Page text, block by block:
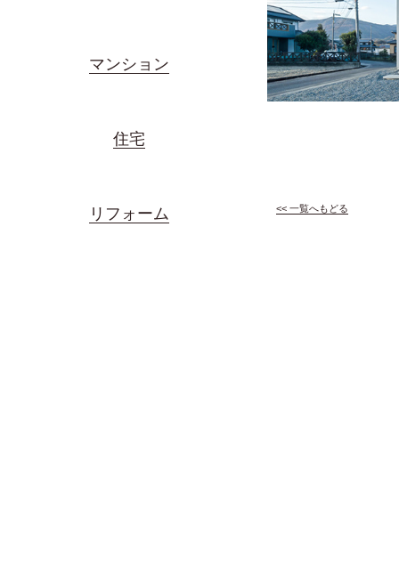
<< 一覧へもどる
マンション
住宅
リフォーム